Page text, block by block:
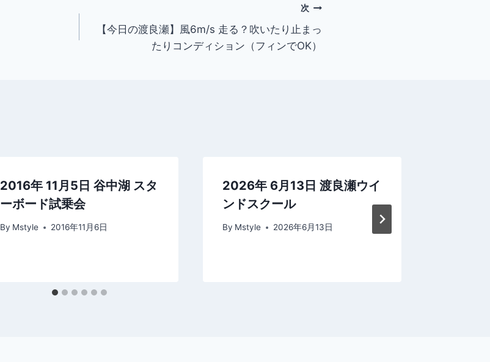
次
【今日の渡良瀬】風6m/s 走る？吹いたり止まっ
たりコンディション（フィンでOK）
2016年 11月5日 谷中湖 スタ
ーボード試乗会
By Mstyle 2016年11月6日
2026年 6月13日 渡良瀬ウイ
ンドスクール
By Mstyle 2026年6月13日